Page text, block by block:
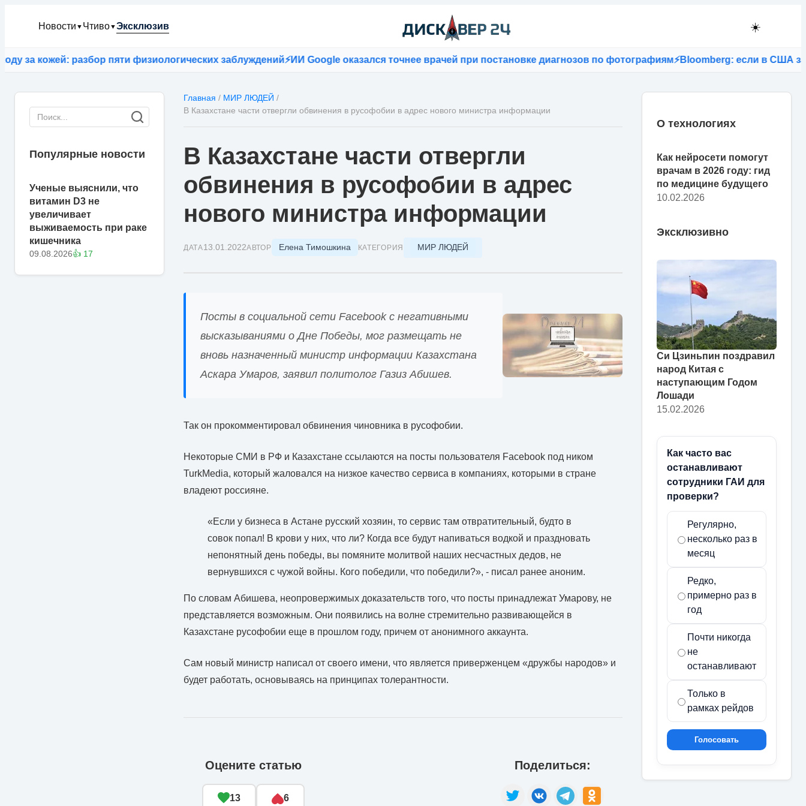
Новости ▼ Чтиво▼Эксклюзив ☀️
кожей: разбор пяти физиологических заблуждений⚡ИИ Google оказался точнее врачей при постановке диагнозов по фотографиям⚡Bloomberg: если в США
Популярные новости
Ученые выяснили, что
витамин D3 не
увеличивает
выживаемость при раке
кишечника
09.08.2026👍 17
Главная / МИР ЛЮДЕЙ /
В Казахстане части отвергли обвинения в русофобии в адрес нового министра информации
В Казахстане части отвергли
обвинения в русофобии в адрес
нового министра информации
ДАТА13.01.2022АВТОР Елена Тимошкина КАТЕГОРИЯ МИР ЛЮДЕЙ
Посты в социальной сети Facebook с негативными
высказываниями о Дне Победы, мог размещать не
вновь назначенный министр информации Казахстана
Аскара Умаров, заявил политолог Газиз Абишев.
Так он прокомментировал обвинения чиновника в русофобии.
Некоторые СМИ в РФ и Казахстане ссылаются на посты пользователя Facebook под ником
TurkMedia, который жаловался на низкое качество сервиса в компаниях, которыми в стране
владеют россияне.
«Если у бизнеса в Астане русский хозяин, то сервис там отвратительный, будто в
совок попал! В крови у них, что ли? Когда все будут напиваться водкой и праздновать
непонятный день победы, вы помяните молитвой наших несчастных дедов, не
вернувшихся с чужой войны. Кого победили, что победили?», - писал ранее аноним.
По словам Абишева, неопровержимых доказательств того, что посты принадлежат Умарову, не
представляется возможным. Они появились на волне стремительно развивающейся в
Казахстане русофобии еще в прошлом году, причем от анонимного аккаунта.
Сам новый министр написал от своего имени, что является приверженцем «дружбы народов» и
будет работать, основываясь на принципах толерантности.
Оцените статью
13 6
Поделиться:
О технологиях
Как нейросети помогут
врачам в 2026 году: гид
по медицине будущего
10.02.2026
Эксклюзивно
Си Цзиньпин поздравил
народ Китая с
наступающим Годом
Лошади
15.02.2026
Как часто вас
останавливают
сотрудники ГАИ для
проверки?
Регулярно,
несколько раз в
месяц
Редко,
примерно раз в
год
Почти никогда
не
останавливают
Только в
рамках рейдов
Голосовать